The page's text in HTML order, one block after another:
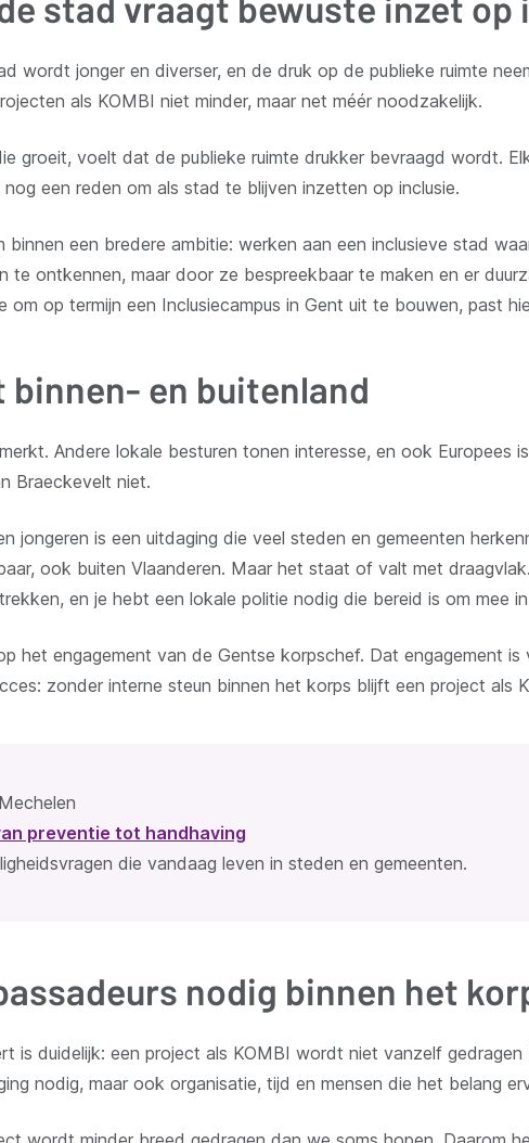
wordt jonger en diverser, en de druk op de publieke ruimte
als KOMBI niet minder, maar net méér noodzakelijk.
groeit, voelt dat de publieke ruimte drukker bevraagd wordt.
een reden om als stad te blijven inzetten op inclusie.
binnen een bredere ambitie: werken aan een inclusieve stad
te ontkennen, maar door ze bespreekbaar te maken en er
op termijn een Inclusiecampus in Gent uit te bouwen, past
binnen- en buitenland
Andere lokale besturen tonen interesse, en ook Europees
Braeckevelt niet.
jongeren is een uitdaging die veel steden en gemeenten
ook buiten Vlaanderen. Maar het staat of valt met
en je hebt een lokale politie nodig die bereid is om mee in
het engagement van de Gentse korpschef. Dat engagement is
zonder interne steun binnen het korps blijft een project als
preventie tot handhaving
die vandaag leven in steden en gemeenten.
nodig binnen het
is duidelijk: een project als KOMBI wordt niet vanzelf gedragen
nodig, maar ook organisatie, tijd en mensen die het belang